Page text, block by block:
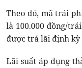
Theo đó, mã trái
là 100.000 đồng/
được trả lãi định kỳ
Lãi suất áp dụng